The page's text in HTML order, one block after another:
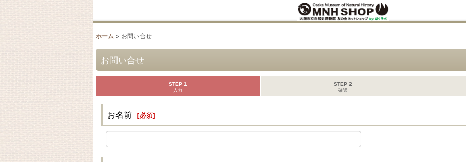
ホーム > お問い合せ
お問い合せ
STEP 1
入力
STEP 2
確認
お名前 [必須]